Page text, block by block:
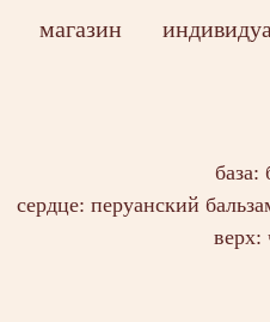
магазин
база:
сердце: перуанский
верх: